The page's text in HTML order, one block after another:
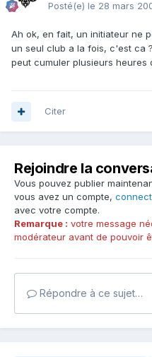
Posté(e) le 28 mars
Ah ok, en fait, un initiateur ne
un seul club a la fois, c'est ca
peut cumuler plusieurs heures
Citer
Rejoindre la
Vous pouvez publier
vous avez un compte,
avec votre compte.
Remarque : votre message
modérateur avant de pouvoir
Répondre à ce sujet…